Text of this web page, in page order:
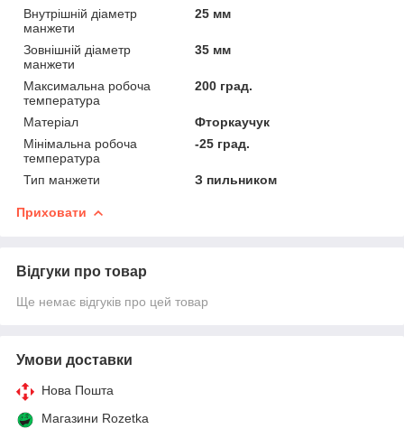
Внутрішній діаметр
манжети
25 мм
Зовнішній діаметр
манжети
35 мм
Максимальна робоча
температура
200 град.
Матеріал
Фторкаучук
Мінімальна робоча
температура
-25 град.
Тип манжети З пильником
Приховати
Відгуки про товар
Ще немає відгуків про цей товар
Умови доставки
Нова Пошта
Магазини Rozetka